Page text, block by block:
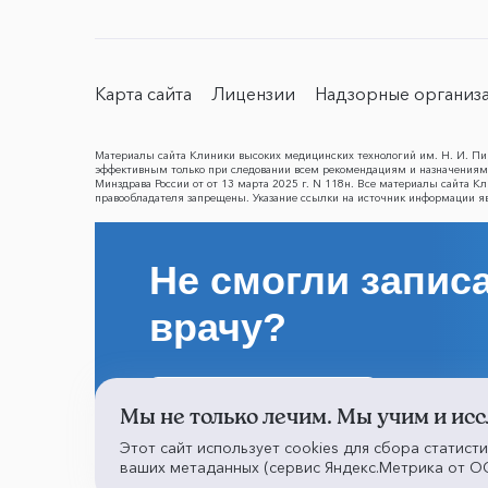
Карта сайта Лицензии Надзорные
Материалы сайта Клиники высоких медицинских технологий им. Н. И.
эффективным только при следовании всем рекомендациям и
Минздрава России от от 13 марта 2025 г. N 118н. Все материалы сайта
правообладателя запрещены. Указание ссылки на источник информации
Не смогли
врачу?
Написать о проблеме
Мы не только лечим. Мы учим и
Этот сайт использует cookies для сбора
ваших метаданных (сервис Яндекс.Метрика от